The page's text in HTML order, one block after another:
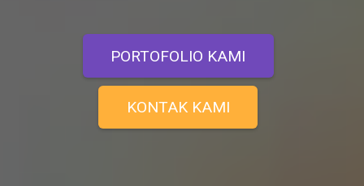
PORTOFOLIO KAMI
KONTAK KAMI